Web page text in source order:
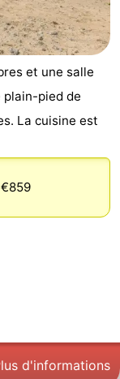
et une salle
plain-pied de
La cuisine est
d'informations